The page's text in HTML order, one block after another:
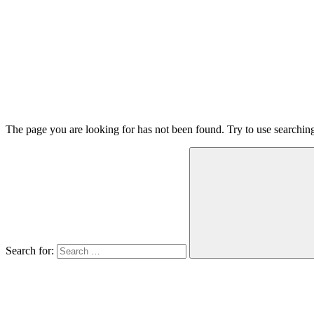
The page you are looking for has not been found. Try to use
Search for: